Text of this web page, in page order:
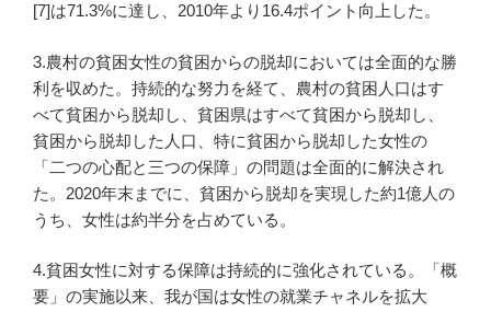
[7]は71.3%に達し、2010年より16.4ポイント向上した。
3.農村の貧困女性の貧困からの脱却においては全面的な勝
利を収めた。持続的な努力を経て、農村の貧困人口はす
べて貧困から脱却し、貧困県はすべて貧困から脱却し、
貧困から脱却した人口、特に貧困から脱却した女性の
「二つの心配と三つの保障」の問題は全面的に解決され
た。2020年末までに、貧困から脱却を実現した約1億人の
うち、女性は約半分を占めている。
4.貧困女性に対する保障は持続的に強化されている。「概
要」の実施以来、我が国は女性の就業チャネルを拡大